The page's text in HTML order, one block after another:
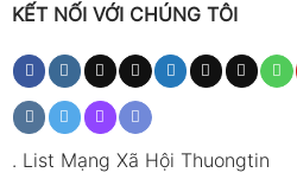
KẾT NỐI VỚI CHÚNG TÔI
. List Mạng Xã Hội Thuongtin